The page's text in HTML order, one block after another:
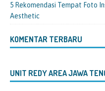
5 Rekomendasi Tempat Foto
Aesthetic
KOMENTAR TERBARU
UNIT REDY AREA JAWA